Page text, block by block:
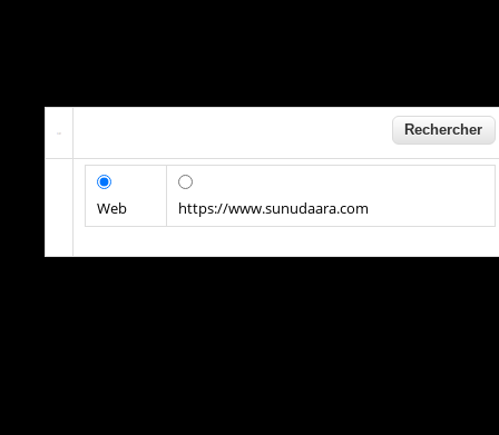
Web https://www.sunudaara.com